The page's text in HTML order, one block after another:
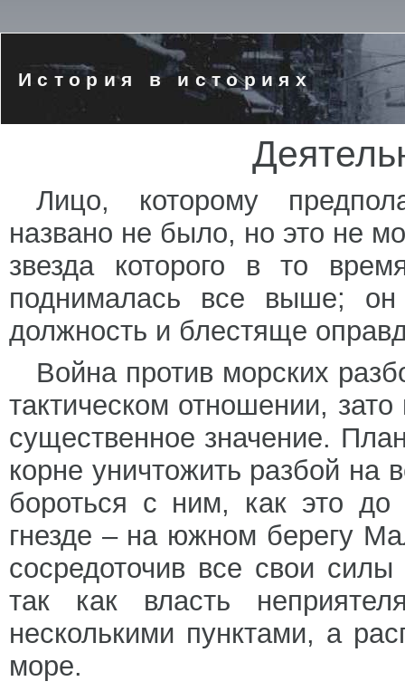
История в историях
Лицо, которому
названо не было, но это не
звезда которого в то
поднималась все выше;
должность и блестяще
Война против морских
тактическом отношении,
существенное значение.
корне уничтожить разбой
бороться с ним, как это
гнезде – на южном берегу
сосредоточив все свои
так как власть
несколькими пунктами, а
море.